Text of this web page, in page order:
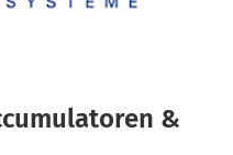
&